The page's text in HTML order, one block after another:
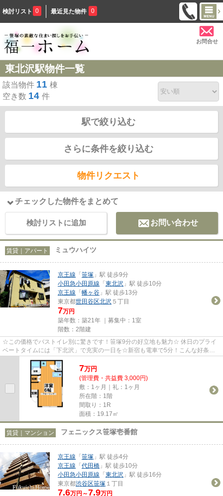
検討リスト 0 最近見た物件 0
お問合せ
東北沢駅物件一覧
該当物件 11 棟
空き数 14 件
駅で絞り込む
さらに条件を絞り込む
物件リクエスト
チェックした物件をまとめて
検討リストに追加 お問い合わせ
賃貸｜アパート ミュウハイツ
京王線 「笹塚 」駅 徒歩9分
小田急小田原線 「東北沢 」駅 徒歩10分
京王線 「幡ヶ谷 」駅 徒歩13分
東京都世田谷区北沢 ５丁目
7万円
築年数：築21年 ｜募集中： 1室
階数：2階建
☆この価格でバストイレ別に驚きです！笹塚9分の好立地も魅力☆ 休日のプライ
ベートタイムには「下北沢」で充実の一日を☆新宿も電車で5分！こんな好条件
に、お値打ち価格はまさに快適そ...
7万円
(管理費・共益費 3,000円)
敷：1ヶ月｜礼：1ヶ月
所在階：1階
間取り：1R
面積：19.17㎡
賃貸｜マンション フェニックス笹塚壱番館
京王線 「笹塚 」駅 徒歩4分
京王線 「代田橋 」駅 徒歩10分
小田急小田原線 「東北沢 」駅 徒歩16分
東京都渋谷区笹塚 １丁目
7.6万円～7.9万円